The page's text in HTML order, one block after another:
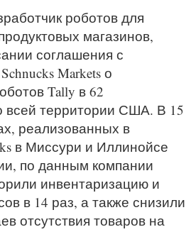
роботов для
магазинов,
соглашения с
Markets о
Tally в 62
всей территории США. В 15
реализованных в
в Миссури и Иллинойсе
по данным компании
инвентаризацию и
в 14 раз, а также снизили
отсутствия товаров на